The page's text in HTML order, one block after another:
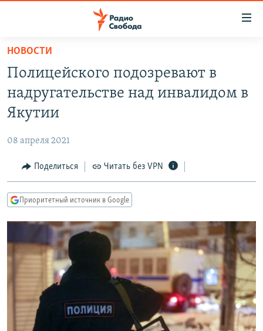
упрощенного
доступа
основному
Вернутся
Вернутся
ПОДКАСТЫ
АВТОРСКИЕ ПРОЕКТЫ
МНЕНИЯ
КУЛЬТУРА
КАВКАЗ.РЕАЛИИ
СЕВЕР.РЕАЛИИ
СИБИРЬ.РЕАЛИИ
РАСПИСАНИЕ ВЕЩАНИЯ
ПОДПИШИТЕСЬ НА РАССЫЛКУ
СОЦИАЛЬНЫЕ СЕТИ
НОВОСТИ
Полицейского подозревают в
надругательстве над инвалидом в
Якутии
08 апреля 2021
Поделиться Читать без VPN
Приоритетный источник в Google